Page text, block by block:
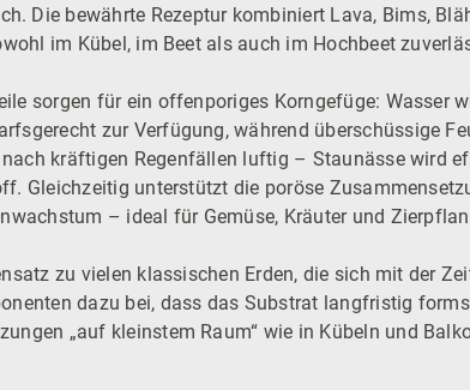
Die bewährte Rezeptur kombiniert Lava, Bims,
im Kübel, im Beet als auch im Hochbeet
sorgen für ein offenporiges Korngefüge: Wasser
zur Verfügung, während überschüssige
kräftigen Regenfällen luftig – Staunässe wird
Gleichzeitig unterstützt die poröse
– ideal für Gemüse, Kräuter und
zu vielen klassischen Erden, die sich mit der
dazu bei, dass das Substrat langfristig
„auf kleinstem Raum“ wie in Kübeln und